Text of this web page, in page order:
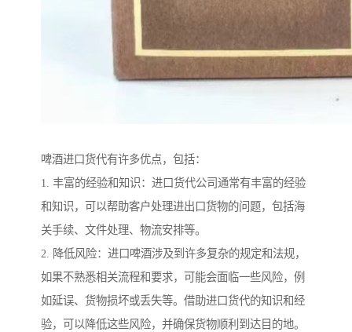
啤酒进口货代有许多优点，包括：
1. 丰富的经验和知识：进口货代公司通常有丰富的经验
和知识，可以帮助客户处理进出口货物的问题，包括海
关手续、文件处理、物流安排等。
2. 降低风险：进口啤酒涉及到许多复杂的规定和法规，
如果不熟悉相关流程和要求，可能会面临一些风险，例
如延误、货物损坏或丢失等。借助进口货代的知识和经
验，可以降低这些风险，并确保货物顺利到达目的地。